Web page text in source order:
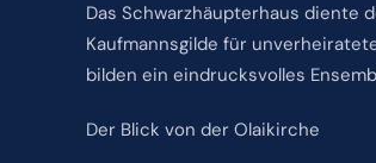
Das Schwarzhäupterhaus diente
Kaufmannsgilde für
bilden ein eindrucksvolles
Der Blick von der Olaikirche